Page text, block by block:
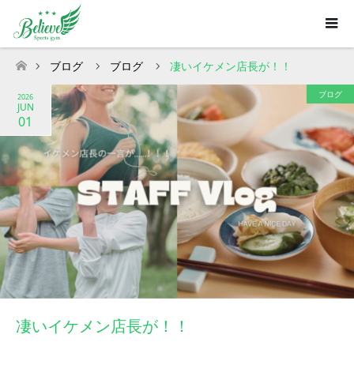
ホーム
ブログ ブログ 凄いイケメン店長が！！
2026
JUN
01
ブログ
凄いイケメン店長が！！